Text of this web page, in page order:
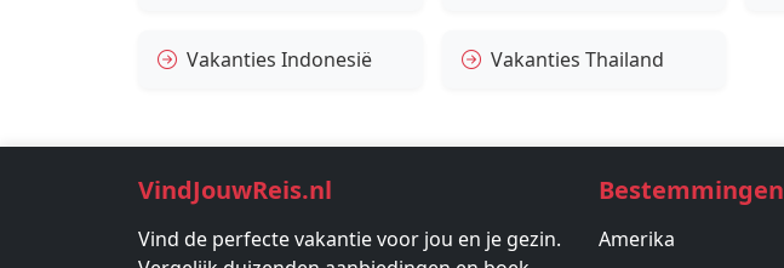
Vakanties Indonesië Vakanties Thailand
VindJouwReis.nl
Vind de perfecte vakantie voor jou en je gezin.
Bestemmingen
Amerika